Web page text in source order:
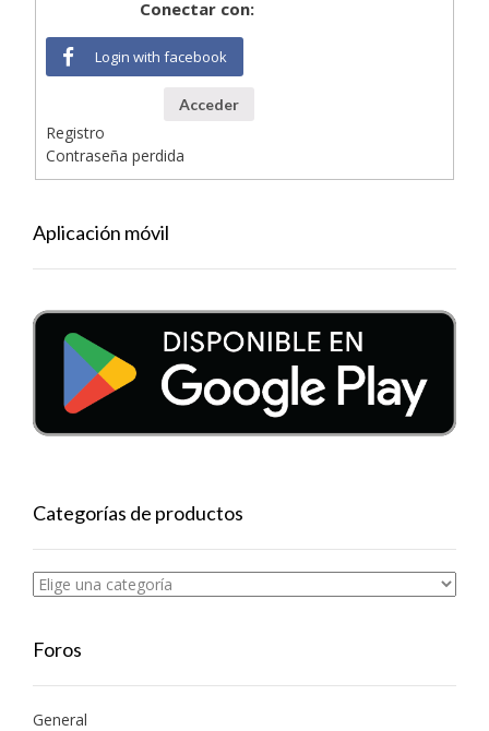
Conectar con:
Login with facebook
Acceder
Registro
Contraseña perdida
Aplicación móvil
Categorías de productos
Foros
General